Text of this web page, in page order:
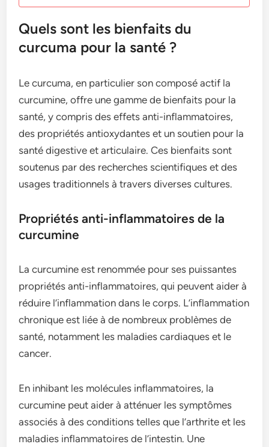
Quels sont les bienfaits du
curcuma pour la santé ?
Le curcuma, en particulier son composé actif la
curcumine, offre une gamme de bienfaits pour la
santé, y compris des effets anti-inflammatoires,
des propriétés antioxydantes et un soutien pour la
santé digestive et articulaire. Ces bienfaits sont
soutenus par des recherches scientifiques et des
usages traditionnels à travers diverses cultures.
Propriétés anti-inflammatoires de la
curcumine
La curcumine est renommée pour ses puissantes
propriétés anti-inflammatoires, qui peuvent aider à
réduire l’inflammation dans le corps. L’inflammation
chronique est liée à de nombreux problèmes de
santé, notamment les maladies cardiaques et le
cancer.
En inhibant les molécules inflammatoires, la
curcumine peut aider à atténuer les symptômes
associés à des conditions telles que l’arthrite et les
maladies inflammatoires de l’intestin. Une